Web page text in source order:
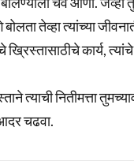
बोलता तेव्हा त्यांच्या
ख्रिस्तासाठीचे कार्य,
त्याची नितीमत्ता
चढवा.